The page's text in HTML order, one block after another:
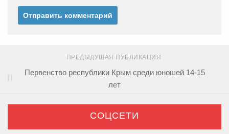
ПРЕДЫДУЩАЯ ПУБЛИКАЦИЯ
Первенство республики Крым среди юношей 14-15
лет
СОЦСЕТИ